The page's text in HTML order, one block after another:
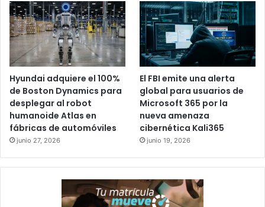
Hyundai adquiere el 100%
de Boston Dynamics para
desplegar al robot
humanoide Atlas en
fábricas de automóviles
junio 27, 2026
El FBI emite una alerta
global para usuarios de
Microsoft 365 por la
nueva amenaza
cibernética Kali365
junio 19, 2026